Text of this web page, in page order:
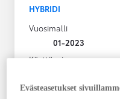
HYBRIDI
Vuosimalli
01-2023
Käyttövoima
Evästeasetukset